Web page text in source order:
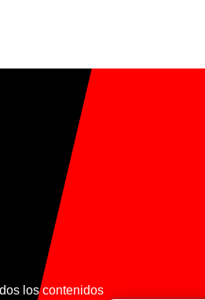
los contenidos